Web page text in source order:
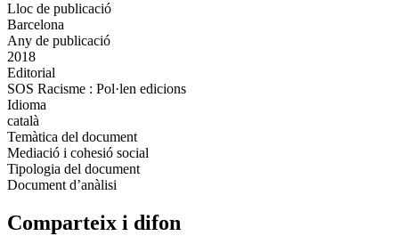
Lloc de publicació
Barcelona
Any de publicació
2018
Editorial
SOS Racisme : Pol·len edicions
Idioma
català
Temàtica del document
Mediació i cohesió social
Tipologia del document
Document d’anàlisi
Comparteix i difon